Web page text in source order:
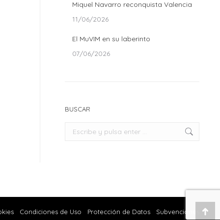
Miquel Navarro reconquista Valencia
11/06/2026
El MuVIM en su laberinto
07/06/2026
BUSCAR
Buscar:
Condiciones de Uso Protección de Datos Subvenciones
Ir